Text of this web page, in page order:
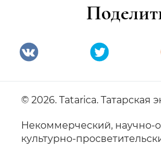
© 2026. Tatarica. Татарская
Некоммерческий, научно-
культурно-